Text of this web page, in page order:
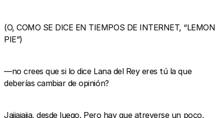
(O, COMO SE DICE EN TIEMPOS DE INTERNET, “LEMON
PIE”)
—no crees que si lo dice Lana del Rey eres tú la que
deberías cambiar de opinión?
Jajjajajja, desde luego. Pero hay que atreverse un poco,